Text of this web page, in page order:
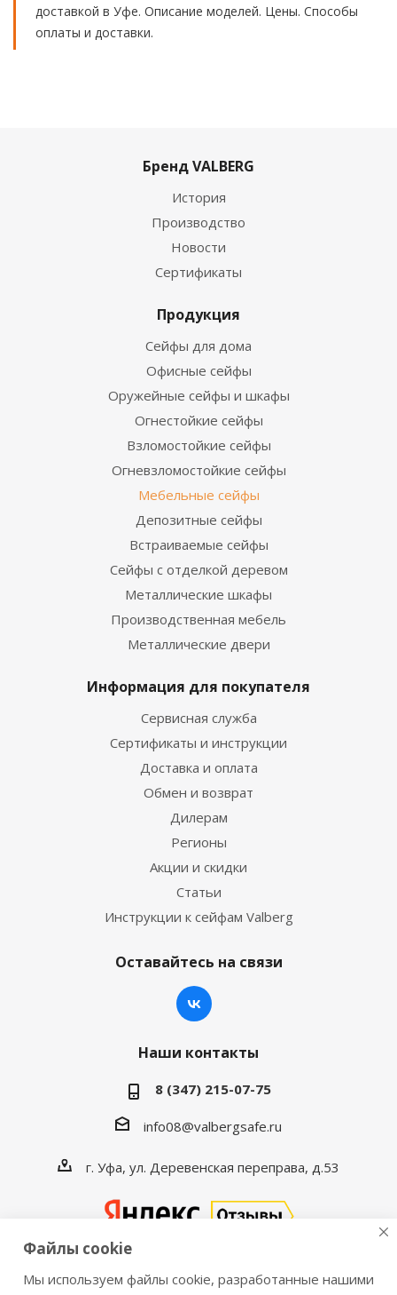
доставкой в Уфе. Описание моделей. Цены. Способы
оплаты и доставки.
Бренд VALBERG
История
Производство
Новости
Сертификаты
Продукция
Сейфы для дома
Офисные сейфы
Оружейные сейфы и шкафы
Огнестойкие сейфы
Взломостойкие сейфы
Огневзломостойкие сейфы
Мебельные сейфы
Депозитные сейфы
Встраиваемые сейфы
Сейфы с отделкой деревом
Металлические шкафы
Производственная мебель
Металлические двери
Информация для покупателя
Сервисная служба
Сертификаты и инструкции
Доставка и оплата
Обмен и возврат
Дилерам
Регионы
Акции и скидки
Статьи
Инструкции к сейфам Valberg
Оставайтесь на связи
Наши контакты
8 (347) 215-07-75
info08@valbergsafe.ru
г. Уфа, ул. Деревенская переправа, д.53
Файлы cookie
Мы используем файлы cookie, разработанные нашими